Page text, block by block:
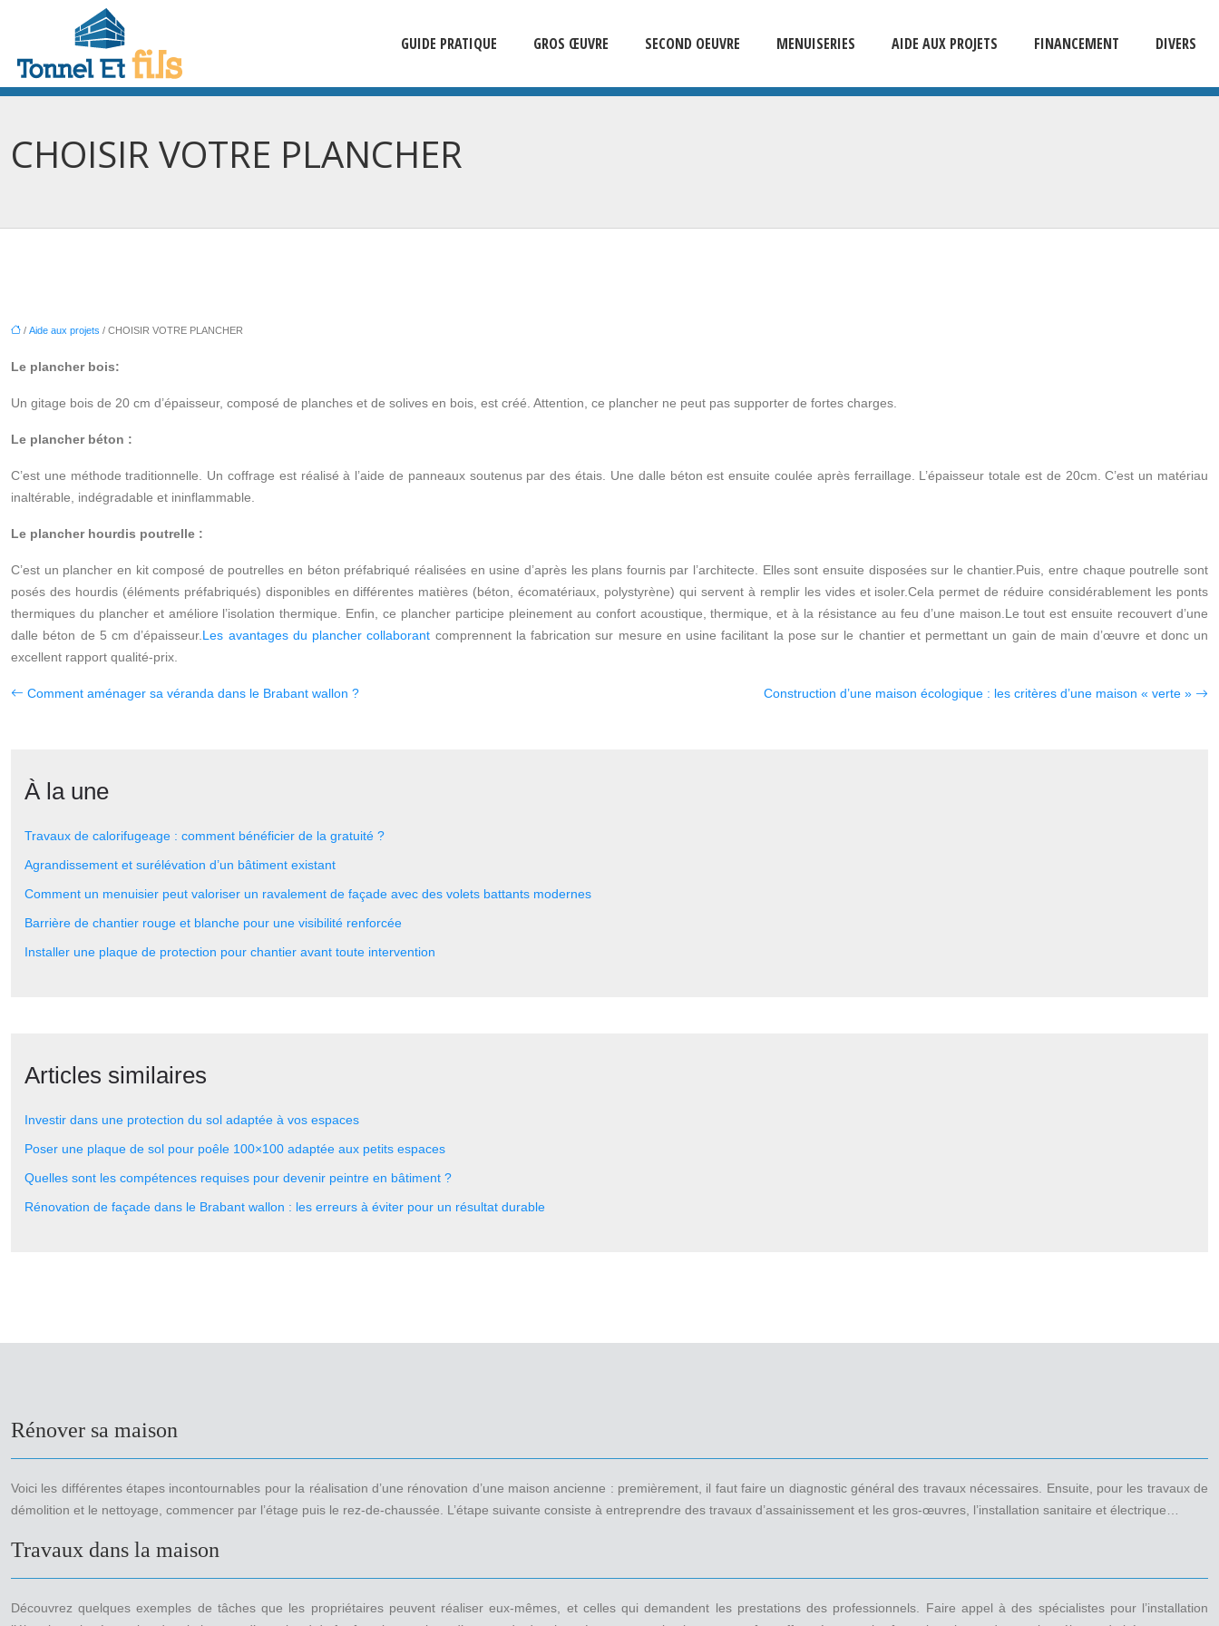
GUIDE PRATIQUE GROS ŒUVRE SECOND OEUVRE MENUISERIES AIDE AUX PROJETS FINANCEMENT DIVERS
CHOISIR VOTRE PLANCHER
/ Aide aux projets / CHOISIR VOTRE PLANCHER
Le plancher bois:
Un gitage bois de 20 cm d’épaisseur, composé de planches et de solives en bois, est créé. Attention, ce plancher ne peut pas supporter de fortes charges.
Le plancher béton :
C’est une méthode traditionnelle. Un coffrage est réalisé à l’aide de panneaux soutenus par des étais. Une dalle béton est ensuite coulée après ferraillage. L’épaisseur totale est de 20cm. C’est un matériau
inaltérable, indégradable et ininflammable.
Le plancher hourdis poutrelle :
C’est un plancher en kit composé de poutrelles en béton préfabriqué réalisées en usine d’après les plans fournis par l’architecte. Elles sont ensuite disposées sur le chantier. Puis, entre chaque poutrelle sont
posés des hourdis (éléments préfabriqués) disponibles en différentes matières (béton, écomatériaux, polystyrène) qui servent à remplir les vides et isoler.Cela permet de réduire considérablement les ponts
thermiques du plancher et améliore l’isolation thermique. Enfin, ce plancher participe pleinement au confort acoustique, thermique, et à la résistance au feu d’une maison. Le tout est ensuite recouvert d’une
dalle béton de 5 cm d’épaisseur. Les avantages du plancher collaborant comprennent la fabrication sur mesure en usine facilitant la pose sur le chantier et permettant un gain de main d’œuvre et donc un
excellent rapport qualité-prix.
Comment aménager sa véranda dans le Brabant wallon ? Construction d’une maison écologique : les critères d’une maison « verte »
À la une
Travaux de calorifugeage : comment bénéficier de la gratuité ?
Agrandissement et surélévation d’un bâtiment existant
Comment un menuisier peut valoriser un ravalement de façade avec des volets battants modernes
Barrière de chantier rouge et blanche pour une visibilité renforcée
Installer une plaque de protection pour chantier avant toute intervention
Articles similaires
Investir dans une protection du sol adaptée à vos espaces
Poser une plaque de sol pour poêle 100×100 adaptée aux petits espaces
Quelles sont les compétences requises pour devenir peintre en bâtiment ?
Rénovation de façade dans le Brabant wallon : les erreurs à éviter pour un résultat durable
Rénover sa maison
Voici les différentes étapes incontournables pour la réalisation d’une rénovation d’une maison ancienne : premièrement, il faut faire un diagnostic général des travaux nécessaires. Ensuite, pour les travaux de
démolition et le nettoyage, commencer par l’étage puis le rez-de-chaussée. L’étape suivante consiste à entreprendre des travaux d’assainissement et les gros-œuvres, l’installation sanitaire et électrique…
Travaux dans la maison
Découvrez quelques exemples de tâches que les propriétaires peuvent réaliser eux-mêmes, et celles qui demandent les prestations des professionnels. Faire appel à des spécialistes pour l’installation